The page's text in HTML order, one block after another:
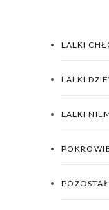
LALKI
LALKI
LALKI